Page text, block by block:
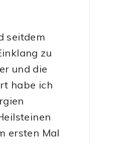
seitdem
zu
und die
habe ich
ersten Mal